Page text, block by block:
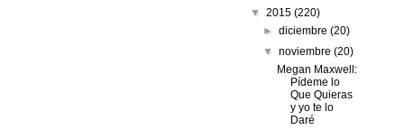
▼ 2015 (220)
►diciembre(20)
▼noviembre(20)
Megan Maxwell:
Pídeme lo
Que Quieras
y yo te lo
Daré